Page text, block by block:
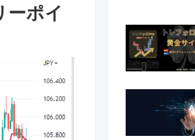
ーポイ